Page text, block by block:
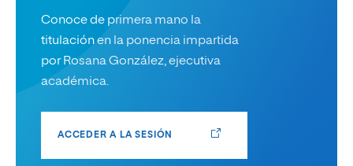
Conoce de primera mano la
titulación en la ponencia impartida
por Rosana González, ejecutiva
académica.
ACCEDER A LA SESIÓN